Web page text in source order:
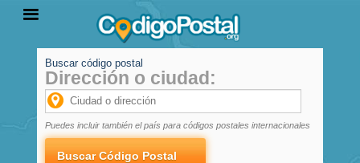
PROVINCIAS
LOCALIDADES
Buscar código postal
Dirección o ciudad:
Puedes incluir también el país para códigos postales internacionales